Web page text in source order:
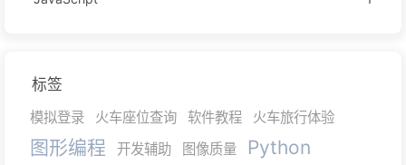
标签
模拟登录 火车座位查询 软件教程 火车旅行体验
图形编程 开发辅助 图像质量 Python